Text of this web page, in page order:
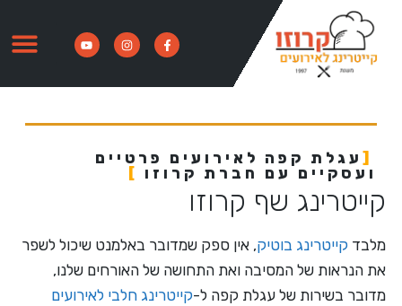
עגלת קפה לאירועים פרטיים
ועסקיים עם חברת קרוזו
קייטרינג שף קרוזו
מלבדקייטרינג בוטיק, אין ספק שמדובר באלמנט שיכול לשפר
את הנראות של המסיבה ואת התחושה של האורחים שלנו,
מדובר בשירות של עגלת קפה ל-קייטרינג חלבי לאירועים